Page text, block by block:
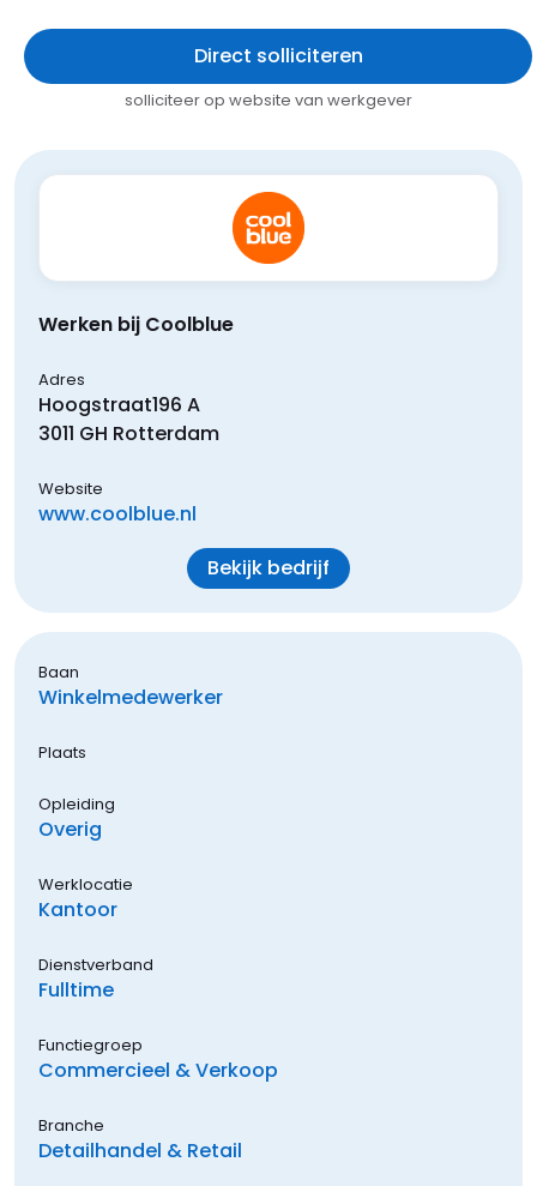
Direct solliciteren
solliciteer op website van werkgever
Werken bij Coolblue
Adres
Hoogstraat196 A
3011 GH Rotterdam
Website
www.coolblue.nl
Bekijk bedrijf
Baan
Winkelmedewerker
Plaats
Opleiding
Overig
Werklocatie
Kantoor
Dienstverband
Fulltime
Functiegroep
Commercieel & Verkoop
Branche
Detailhandel & Retail